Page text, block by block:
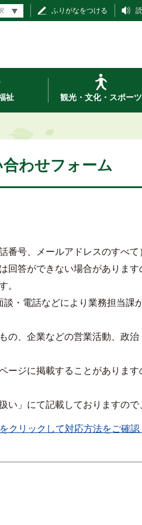
ふりがなをつける
祉 観光・文化・スポーツ
わせフォーム
番号、メールアドレスのすべ
答ができない場合があります
。
・電話などにより業務担当課
、企業などの営業活動、政
ジに掲載することがありま
」にて記載しておりますので
リックして対応方法をご確認